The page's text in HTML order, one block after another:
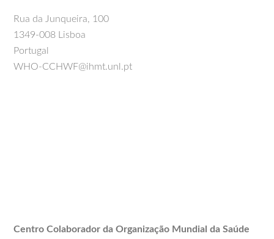
Rua da Junqueira, 100
1349-008 Lisboa
Portugal
WHO-CCHWF@ihmt.unl.pt
Centro Colaborador da Organização Mundial da Saúde